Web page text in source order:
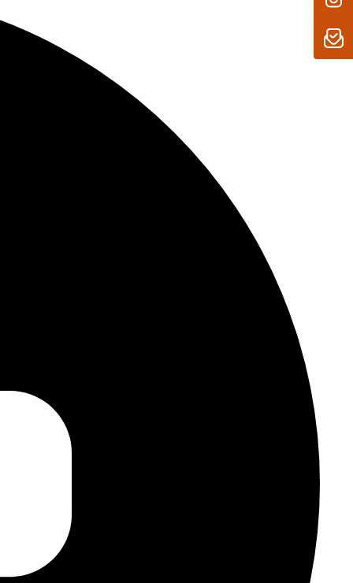
werden an den hinteren Akustiköffnungen
sich mit den Wellen der vorderen Akustiköffnungen
was präzisen und privaten Sound von den Ear (open)
mm dünn. Perfekt für Taschen, Beutel oder in der Hand.
stellen, zuhören und Neues lernen. Eine einzigartige
Nothing-System entwickelt wurde. Nur mit Nothing OS.
auf deinem Nothing-Audiogerät und Nothing-
über die Nothing X App. Kompatibel mit allen